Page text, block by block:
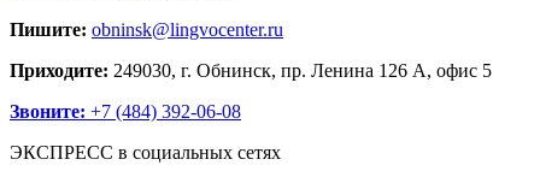
Пишите: obninsk@lingvocenter.ru
Приходите: 249030, г. Обнинск, пр. Ленина 126 А, офис 5
Звоните: +7 (484) 392-06-08
ЭКСПРЕСС в социальных сетях